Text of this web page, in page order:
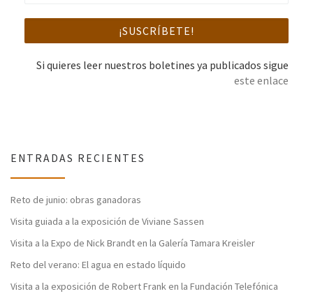
Si quieres leer nuestros boletines ya publicados sigue
este enlace
ENTRADAS RECIENTES
Reto de junio: obras ganadoras
Visita guiada a la exposición de Viviane Sassen
Visita a la Expo de Nick Brandt en la Galería Tamara Kreisler
Reto del verano: El agua en estado líquido
Visita a la exposición de Robert Frank en la Fundación Telefónica